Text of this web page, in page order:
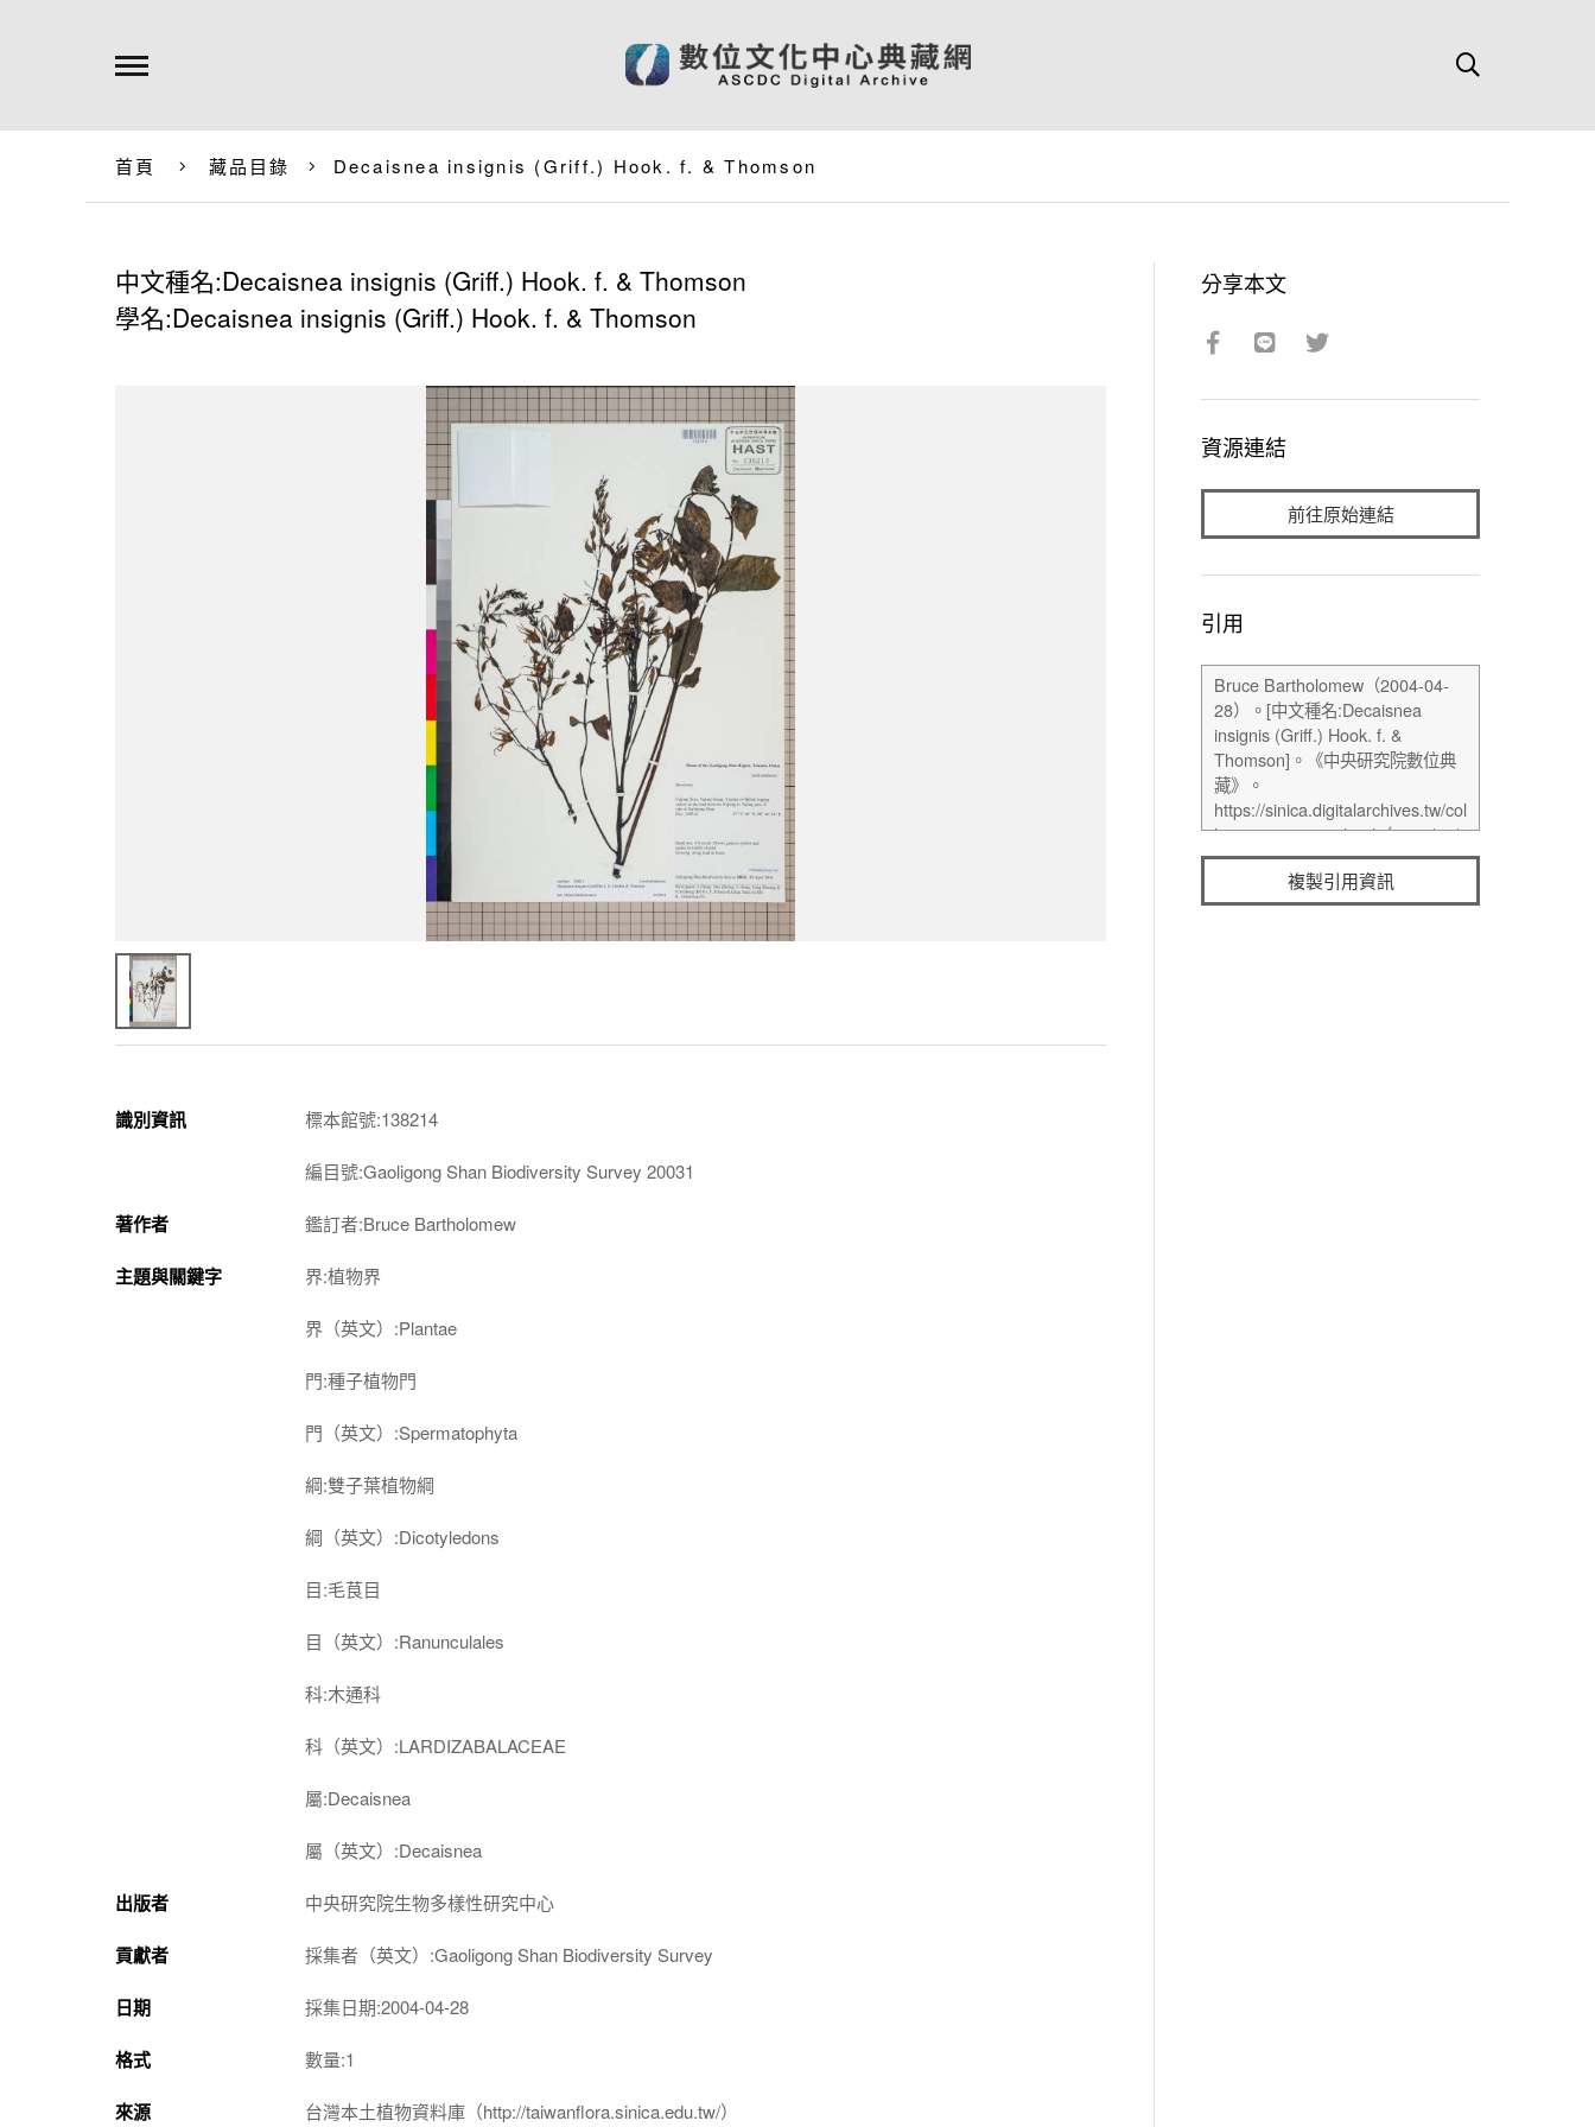
首頁 藏品目錄 Decaisnea insignis (Griff.) Hook. f. & Thomson
中文種名:Decaisnea insignis (Griff.) Hook. f. & Thomson
學名:Decaisnea insignis (Griff.) Hook. f. & Thomson
識別資訊 標本館號:138214
編目號:Gaoligong Shan Biodiversity Survey 20031
著作者 鑑訂者:Bruce Bartholomew
主題與關鍵字 界:植物界
界（英文）:Plantae
門:種子植物門
門（英文）:Spermatophyta
綱:雙子葉植物綱
綱（英文）:Dicotyledons
目:毛茛目
目（英文）:Ranunculales
科:木通科
科（英文）:LARDIZABALACEAE
屬:Decaisnea
屬（英文）:Decaisnea
出版者 中央研究院生物多樣性研究中心
貢獻者 採集者（英文）:Gaoligong Shan Biodiversity Survey
日期 採集日期:2004-04-28
格式 數量:1
來源 台灣本土植物資料庫（http://taiwanflora.sinica.edu.tw/）
分享本文
資源連結
前往原始連結
引用
複製引用資訊